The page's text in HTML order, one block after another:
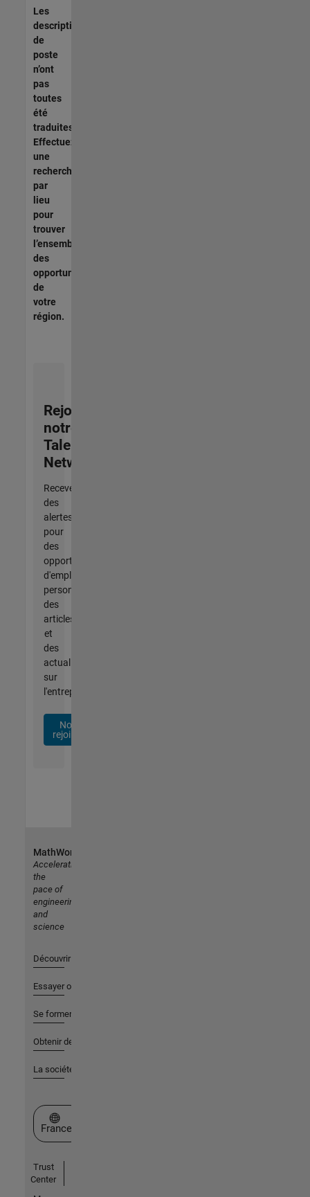
Les
descriptions
de
poste
n’ont
pas
toutes
été
traduites.
Effectuez
une
recherche
par
lieu
pour
trouver
l’ensemble
des
opportunités
de
votre
région.
Rejoignez
notre
Talent
Network
Recevez
des
alertes
pour
des
opportunités
d'emploi
personnalisées,
des
articles
et
des
actualités
sur
l'entreprise.
Nous
rejoindre
MathWorks
Accelerating
the
pace of
engineering
and
science
Découvrir les produits
Essayer ou acheter
Se former
Obtenir de l'aide
La société
Sélectionner un site web
France
Trust
Center